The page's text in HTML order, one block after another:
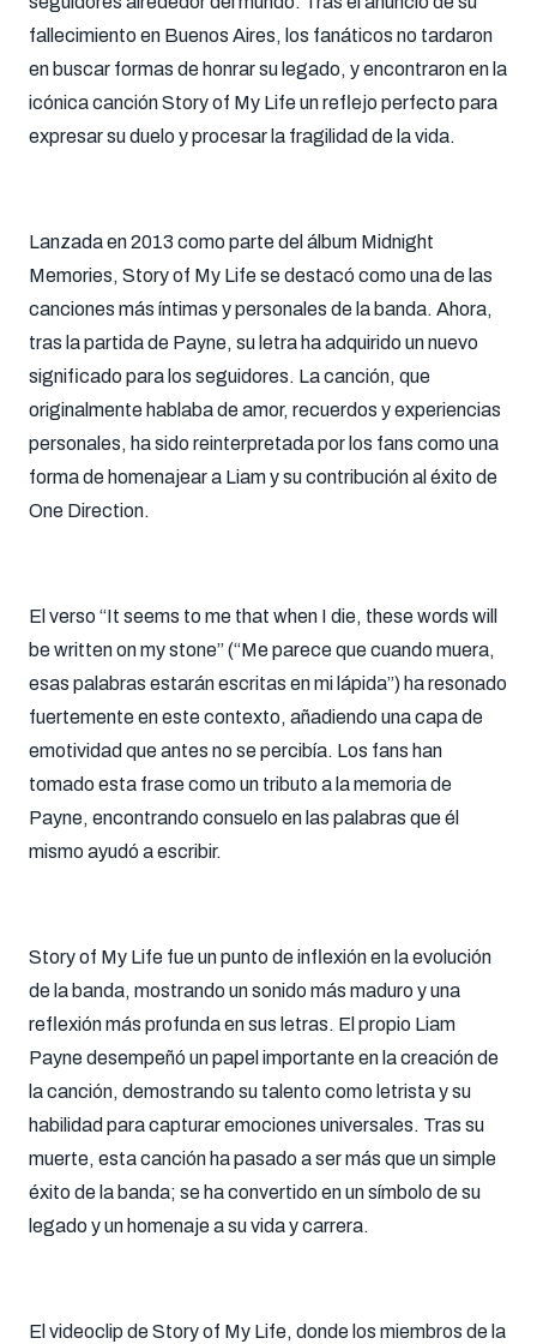
fallecimiento en Buenos Aires, los fanáticos no tardaron
en buscar formas de honrar su legado, y encontraron en la
icónica canción Story of My Life un reflejo perfecto para
expresar su duelo y procesar la fragilidad de la vida.
Lanzada en 2013 como parte del álbum Midnight
Memories, Story of My Life se destacó como una de las
canciones más íntimas y personales de la banda. Ahora,
tras la partida de Payne, su letra ha adquirido un nuevo
significado para los seguidores. La canción, que
originalmente hablaba de amor, recuerdos y experiencias
personales, ha sido reinterpretada por los fans como una
forma de homenajear a Liam y su contribución al éxito de
One Direction.
El verso “It seems to me that when I die, these words will
be written on my stone” (“Me parece que cuando muera,
esas palabras estarán escritas en mi lápida”) ha resonado
fuertemente en este contexto, añadiendo una capa de
emotividad que antes no se percibía. Los fans han
tomado esta frase como un tributo a la memoria de
Payne, encontrando consuelo en las palabras que él
mismo ayudó a escribir.
Story of My Life fue un punto de inflexión en la evolución
de la banda, mostrando un sonido más maduro y una
reflexión más profunda en sus letras. El propio Liam
Payne desempeñó un papel importante en la creación de
la canción, demostrando su talento como letrista y su
habilidad para capturar emociones universales. Tras su
muerte, esta canción ha pasado a ser más que un simple
éxito de la banda; se ha convertido en un símbolo de su
legado y un homenaje a su vida y carrera.
El videoclip de Story of My Life, donde los miembros de la